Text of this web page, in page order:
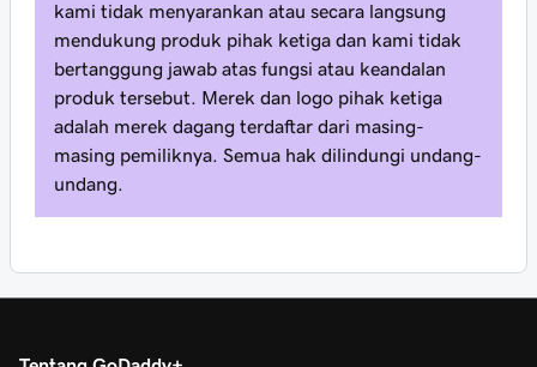
kami tidak menyarankan atau secara langsung
mendukung produk pihak ketiga dan kami tidak
bertanggung jawab atas fungsi atau keandalan
produk tersebut. Merek dan logo pihak ketiga
adalah merek dagang terdaftar dari masing-
masing pemiliknya. Semua hak dilindungi undang-
undang.